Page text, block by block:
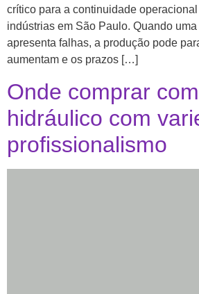
crítico para a continuidade
indústrias em São Paulo. Quando
apresenta falhas, a produção pode
aumentam e os prazos […]
Onde comprar
hidráulico com
profissionalismo